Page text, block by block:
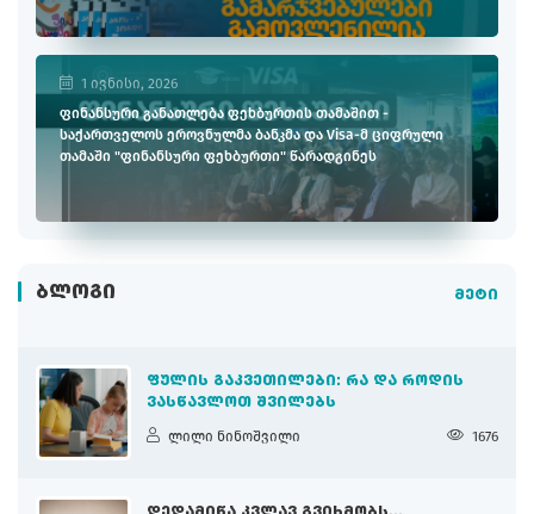
1 ივნისი, 2026
ფინანსური განათლება ფეხბურთის თამაშით -
საქართველოს ეროვნულმა ბანკმა და Visa-მ ციფრული
თამაში "ფინანსური ფეხბურთი" წარადგინეს
ᲑᲚᲝᲒᲘ მეტი
ᲤᲣᲚᲘᲡ ᲒᲐᲙᲕᲔᲗᲘᲚᲔᲑᲘ: ᲠᲐ ᲓᲐ ᲠᲝᲓᲘᲡ
ᲕᲐᲡᲬᲐᲕᲚᲝᲗ ᲨᲕᲘᲚᲔᲑᲡ
ლილი ნინოშვილი 1676